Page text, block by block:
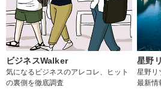
ビジネスWalker
気になるビジネスのアレコレ、ヒット
の裏側を徹底調査
星野
星野リ
最新情